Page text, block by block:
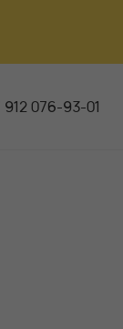
912 076-93-01